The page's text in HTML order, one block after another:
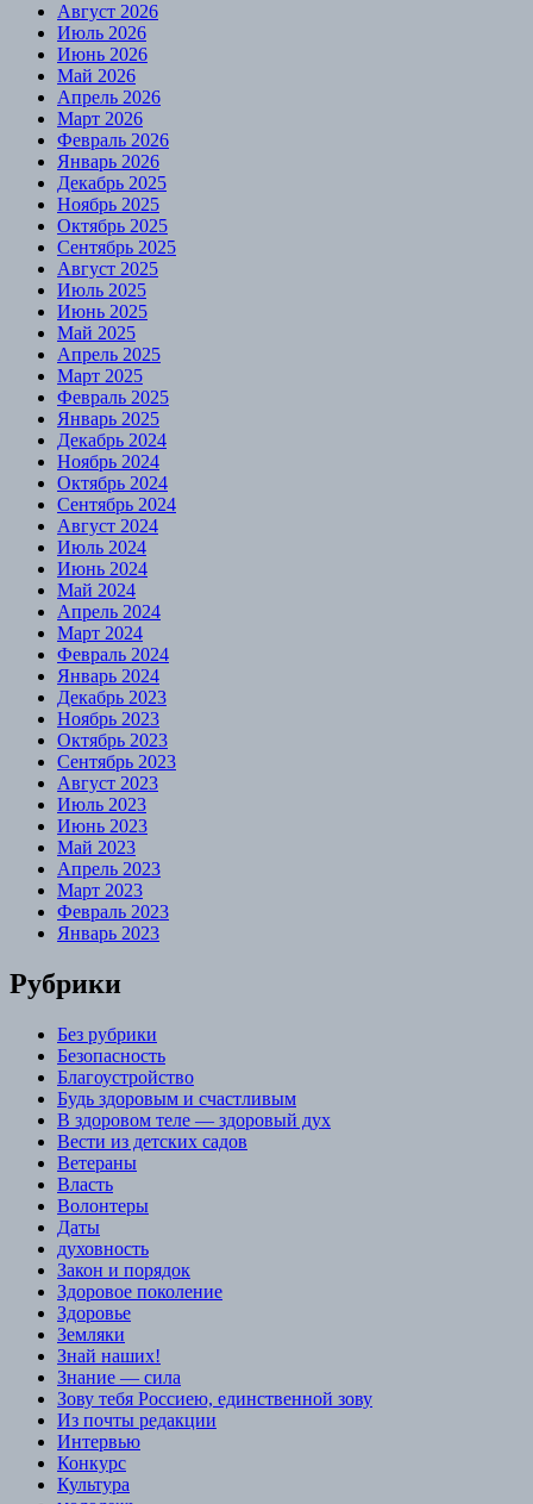
Август 2026
Июль 2026
Июнь 2026
Май 2026
Апрель 2026
Март 2026
Февраль 2026
Январь 2026
Декабрь 2025
Ноябрь 2025
Октябрь 2025
Сентябрь 2025
Август 2025
Июль 2025
Июнь 2025
Май 2025
Апрель 2025
Март 2025
Февраль 2025
Январь 2025
Декабрь 2024
Ноябрь 2024
Октябрь 2024
Сентябрь 2024
Август 2024
Июль 2024
Июнь 2024
Май 2024
Апрель 2024
Март 2024
Февраль 2024
Январь 2024
Декабрь 2023
Ноябрь 2023
Октябрь 2023
Сентябрь 2023
Август 2023
Июль 2023
Июнь 2023
Май 2023
Апрель 2023
Март 2023
Февраль 2023
Январь 2023
Рубрики
Без рубрики
Безопасность
Благоустройство
Будь здоровым и счастливым
В здоровом теле — здоровый дух
Вести из детских садов
Ветераны
Власть
Волонтеры
Даты
духовность
Закон и порядок
Здоровое поколение
Здоровье
Земляки
Знай наших!
Знание — сила
Зову тебя Россиею, единственной зову
Из почты редакции
Интервью
Конкурс
Культура